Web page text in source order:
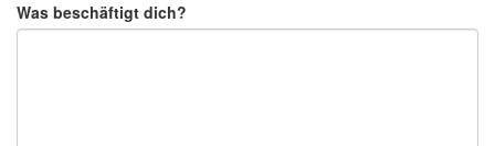
Was beschäftigt dich?